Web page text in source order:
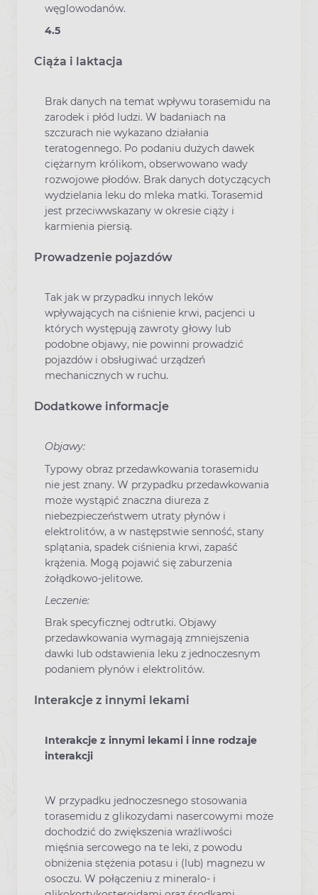
węglowodanów.
4.5
Ciąża i laktacja
Brak danych na temat wpływu torasemidu na
zarodek i płód ludzi. W badaniach na
szczurach nie wykazano działania
teratogennego. Po podaniu dużych dawek
ciężarnym królikom, obserwowano wady
rozwojowe płodów. Brak danych dotyczących
wydzielania leku do mleka matki. Torasemid
jest przeciwwskazany w okresie ciąży i
karmienia piersią.
Prowadzenie pojazdów
Tak jak w przypadku innych leków
wpływających na ciśnienie krwi, pacjenci u
których występują zawroty głowy lub
podobne objawy, nie powinni prowadzić
pojazdów i obsługiwać urządzeń
mechanicznych w ruchu.
Dodatkowe informacje
Objawy:
Typowy obraz przedawkowania torasemidu
nie jest znany. W przypadku przedawkowania
może wystąpić znaczna diureza z
niebezpieczeństwem utraty płynów i
elektrolitów, a w następstwie senność, stany
splątania, spadek ciśnienia krwi, zapaść
krążenia. Mogą pojawić się zaburzenia
żołądkowo-jelitowe.
Leczenie:
Brak specyficznej odtrutki. Objawy
przedawkowania wymagają zmniejszenia
dawki lub odstawienia leku z jednoczesnym
podaniem płynów i elektrolitów.
Interakcje z innymi lekami
Interakcje z innymi lekami i inne rodzaje
interakcji
W przypadku jednoczesnego stosowania
torasemidu z glikozydami nasercowymi może
dochodzić do zwiększenia wrażliwości
mięśnia sercowego na te leki, z powodu
obniżenia stężenia potasu i (lub) magnezu w
osoczu. W połączeniu z mineralo- i